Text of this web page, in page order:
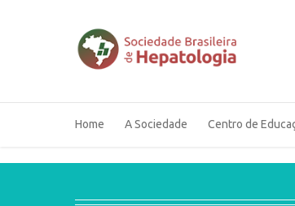
Home A Sociedade Centro de